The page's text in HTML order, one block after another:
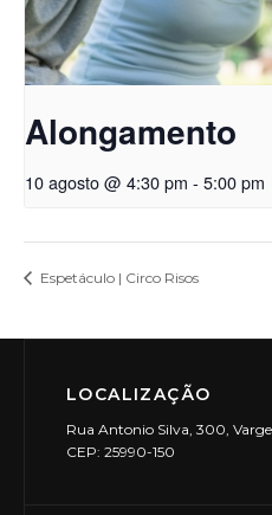
Alongamento
10 agosto @ 4:30 pm - 5:00 pm
Espetáculo | Circo Risos
LOCALIZAÇÃO
Rua Antonio Silva, 300,
CEP: 25990-150